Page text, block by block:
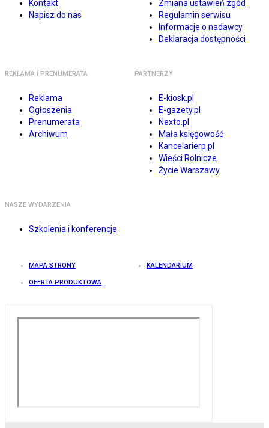
Kontakt
Napisz do nas
Zmiana ustawień zgód
Regulamin serwisu
Informacje o nadawcy
Deklaracja dostępności
REKLAMA I PRENUMERATA
Reklama
Ogłoszenia
Prenumerata
Archiwum
PARTNERZY
E-kiosk.pl
E-gazety.pl
Nexto.pl
Mała księgowość
Kancelarierp.pl
Wieści Rolnicze
Życie Warszawy
NASZE WYDARZENIA
Szkolenia i konferencje
MAPA STRONY KALENDARIUM
OFERTA PRODUKTOWA